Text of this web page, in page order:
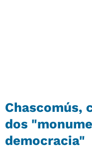
Chascomús,
dos
democracia"